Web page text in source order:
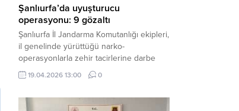
Şanlıurfa’da uyuşturucu
operasyonu: 9 gözaltı
Şanlıurfa İl Jandarma Komutanlığı ekipleri,
il genelinde yürüttüğü narko-
operasyonlarla zehir tacirlerine darbe
indirdi. Üç ilçede eş zamanlı
gerçekleştirilen faaliyetlerde çeşitli
şüpheli hakkında adli işlem başlatıldı.
19.04.2026 13:00 0